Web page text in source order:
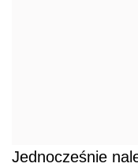
Jednocześnie